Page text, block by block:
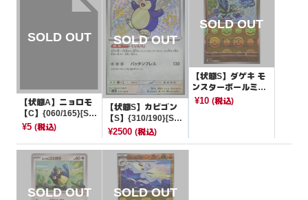
【状態A】ニョロモ
【C】{060/165}[SV
2a]
¥5 (税込)
【状態S】カビゴン
【S】{310/190}[SV4
a]
¥2500(税込)
【状態S】ダゲキ モ
ンスターボールミラ
ー【U】{046/086}[S
¥10 (税込)